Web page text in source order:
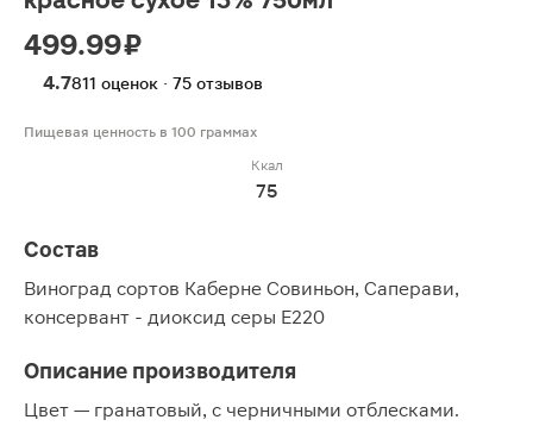
499.99 ₽
4.7811 оценок · 75 отзывов
Пищевая ценность в 100 граммах
Ккал
75
Состав
Виноград сортов Каберне Совиньон, Саперави,
консервант - диоксид серы Е220
Описание производителя
Цвет — гранатовый, с черничными отблесками.